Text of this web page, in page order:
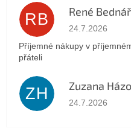
RB René Bednář
Az áruház
24.7.2026
Příjemné nákupy v
přáteli
ZH Zuzana
Az áruház
24.7.2026